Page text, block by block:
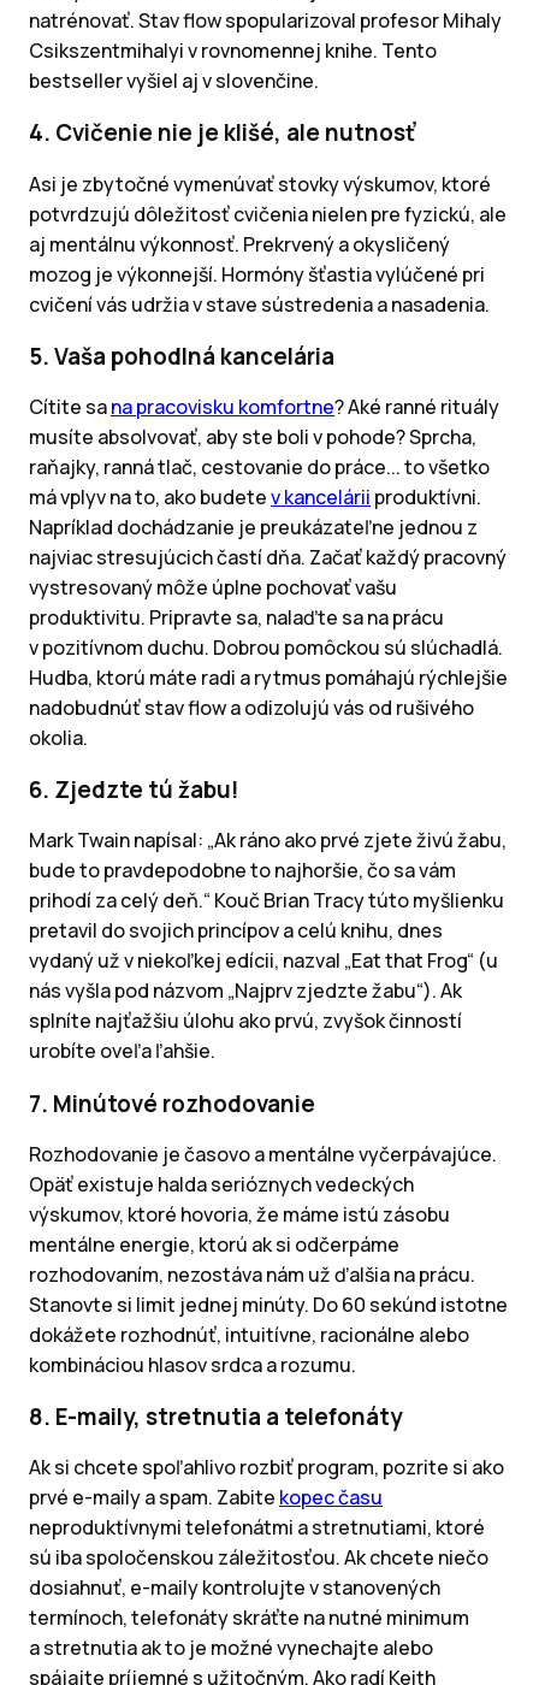
natrénovať. Stav flow spopularizoval profesor Mihaly
Csikszentmihalyi v rovnomennej knihe. Tento
bestseller vyšiel aj v slovenčine.
4. Cvičenie nie je klišé, ale nutnosť
Asi je zbytočné vymenúvať stovky výskumov, ktoré
potvrdzujú dôležitosť cvičenia nielen pre fyzickú, ale
aj mentálnu výkonnosť. Prekrvený a okysličený
mozog je výkonnejší. Hormóny šťastia vylúčené pri
cvičení vás udržia v stave sústredenia a nasadenia.
5. Vaša pohodlná kancelária
Cítite sana pracovisku komfortne? Aké ranné rituály
musíte absolvovať, aby ste boli v pohode? Sprcha,
raňajky, ranná tlač, cestovanie do práce... to všetko
má vplyv na to, ako budetev kancelárii produktívni.
Napríklad dochádzanie je preukázateľne jednou z
najviac stresujúcich častí dňa. Začať každý pracovný
vystresovaný môže úplne pochovať vašu
produktivitu. Pripravte sa, nalaďte sa na prácu
v pozitívnom duchu. Dobrou pomôckou sú slúchadlá.
Hudba, ktorú máte radi a rytmus pomáhajú rýchlejšie
nadobudnúť stav flow a odizolujú vás od rušivého
okolia.
6. Zjedzte tú žabu!
Mark Twain napísal: „Ak ráno ako prvé zjete živú žabu,
bude to pravdepodobne to najhoršie, čo sa vám
prihodí za celý deň.“ Kouč Brian Tracy túto myšlienku
pretavil do svojich princípov a celú knihu, dnes
vydaný už v niekoľkej edícii, nazval „Eat that Frog“ (u
nás vyšla pod názvom „Najprv zjedzte žabu“). Ak
splníte najťažšiu úlohu ako prvú, zvyšok činností
urobíte oveľa ľahšie.
7. Minútové rozhodovanie
Rozhodovanie je časovo a mentálne vyčerpávajúce.
Opäť existuje halda serióznych vedeckých
výskumov, ktoré hovoria, že máme istú zásobu
mentálne energie, ktorú ak si odčerpáme
rozhodovaním, nezostáva nám už ďalšia na prácu.
Stanovte si limit jednej minúty. Do 60 sekúnd istotne
dokážete rozhodnúť, intuitívne, racionálne alebo
kombináciou hlasov srdca a rozumu.
8. E-maily, stretnutia a telefonáty
Ak si chcete spoľahlivo rozbiť program, pozrite si ako
prvé e-maily a spam. Zabite kopec času
neproduktívnymi telefonátmi a stretnutiami, ktoré
sú iba spoločenskou záležitosťou. Ak chcete niečo
dosiahnuť, e-maily kontrolujte v stanovených
termínoch, telefonáty skráťte na nutné minimum
a stretnutia ak to je možné vynechajte alebo
spájajte príjemné s užitočným. Ako radí Keith